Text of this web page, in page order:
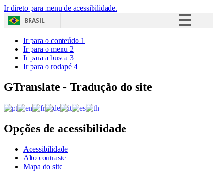
Ir direto para menu de acessibilidade.
BRASIL
Acesso à informação
Ir para o conteúdo 1
Ir para o menu 2
Ir para a busca 3
Ir para o rodapé 4
GTranslate - Tradução do site
Opções de acessibilidade
Acessibilidade
Alto contraste
Mapa do site